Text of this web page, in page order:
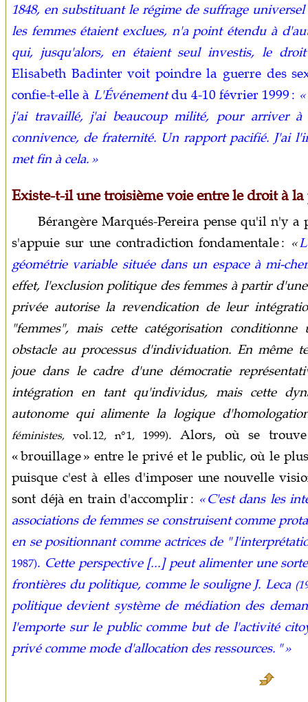
1848, en substituant le régime de suffrage
les femmes étaient exclues, n'a point étendu à
qui, jusqu'alors, en étaient seul investis, le
Elisabeth Badinter voit poindre la guerre des
confie-t-elle à L'Événementdu 4-10 février 1999 :
j'ai travaillé, j'ai beaucoup milité, pour arriver
connivence, de fraternité. Un rapport pacifié. J'ai
met fin à cela. »
Existe-t-il une troisième voie entre le droit à la
Bérangère Marqués-Pereira pense qu'il n'y a
s'appuie sur une contradiction fondamentale : «
géométrie variable située dans un espace à mi-
effet, l'exclusion politique des femmes à partir
privée autorise la revendication de leur
"femmes", mais cette catégorisation
obstacle au processus d'individuation. En même
joue dans le cadre d'une démocratie
intégration en tant qu'individus, mais cette
autonome qui alimente la logique
féministes, vol. 12, n° 1, 1999). Alors, où se
« brouillage » entre le privé et le public, où le
puisque c'est à elles d'imposer une nouvelle
sont déjà en train d'accomplir : « C'est dans les
associations de femmes se construisent comme
en se positionnant comme actrices de "
1987). Cette perspective [...] peut alimenter une
frontières du politique, comme le souligne J. Leca
politique devient système de médiation des
l'emporte sur le public comme but de l'activité
privé comme mode d'allocation des ressources. " »